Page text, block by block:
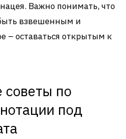
Важно понимать, что
взвешенным и
– оставаться открытым к
советы по
под